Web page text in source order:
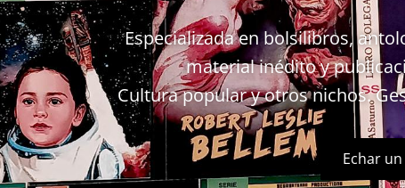
Especializada en bolsilibros,
material inédito y
Cultura popular y otros nichos.
Echar